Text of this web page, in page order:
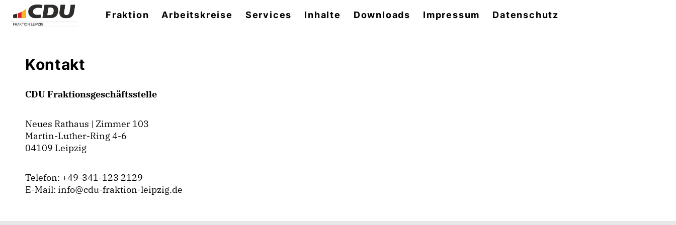
Fraktion Arbeitskreise Services Inhalte Downloads Impressum Datenschutz
Kontakt
CDU Fraktionsgeschäftsstelle
Neues Rathaus | Zimmer 103
Martin-Luther-Ring 4-6
04109 Leipzig
Telefon: +49-341-123 2129
E-Mail: info@cdu-fraktion-leipzig.de